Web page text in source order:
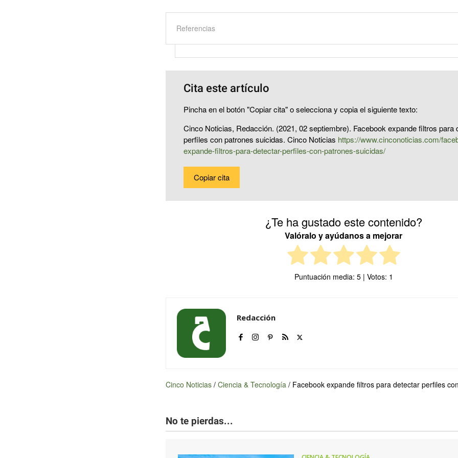
Referencias
Cita este artículo
Pincha en el botón "Copiar cita" o selecciona y copia el siguiente texto:
Cinco Noticias, Redacción. (2021, 02 septiembre). Facebook expande filtros para
perfiles con patrones suicidas. Cinco Noticias https://www.cinconoticias.com/
expande-filtros-para-detectar-perfiles-con-patrones-suicidas/
Copiar cita
¿Te ha gustado este contenido?
Valóralo y ayúdanos a mejorar
Puntuación media: 5| Votos: 1
Redacción
Cinco Noticias / Ciencia & Tecnología / Facebook expande filtros para detectar perfiles
No te pierdas...